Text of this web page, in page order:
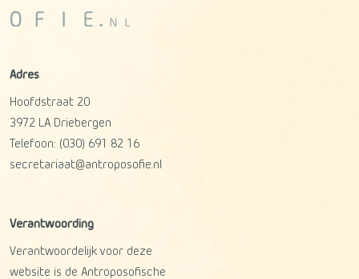
Adres
Hoofdstraat 20
3972 LA
Driebergen
Telefoon: (030) 691 82 16
secretariaat@antroposofie.nl
Verantwoording
Verantwoordelijk voor deze
website is de Antroposofische